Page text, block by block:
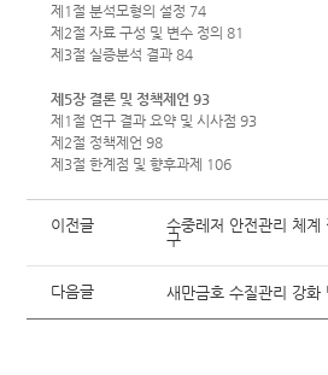
제1절 분석모형의 설정 74
제2절 자료 구성 및 변수 정의 81
제3절 실증분석 결과 84
제5장 결론 및 정책제언 93
제1절 연구 결과 요약 및 시사점 93
제2절 정책제언 98
제3절 한계점 및 향후과제 106
이전글
수중레저 안전관리 체계
구
다음글 새만금호 수질관리 강화